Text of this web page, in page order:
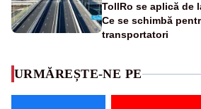
TollRo se aplică de
Ce se schimbă
transportatori
URMĂREȘTE-NE PE